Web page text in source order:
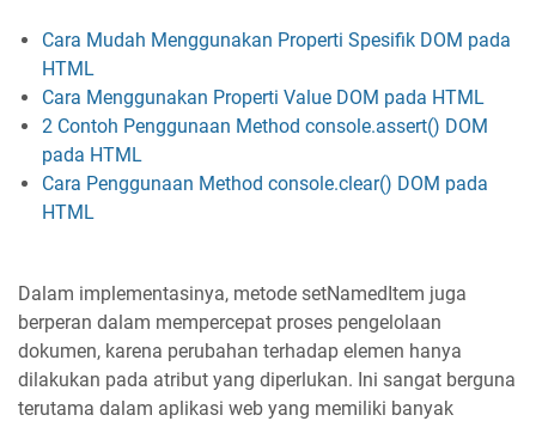
Cara Mudah Menggunakan Properti Spesifik DOM pada
HTML
Cara Menggunakan Properti Value DOM pada HTML
2 Contoh Penggunaan Method console.assert() DOM
pada HTML
Cara Penggunaan Method console.clear() DOM pada
HTML
Dalam implementasinya, metode setNamedItem juga
berperan dalam mempercepat proses pengelolaan
dokumen, karena perubahan terhadap elemen hanya
dilakukan pada atribut yang diperlukan. Ini sangat berguna
terutama dalam aplikasi web yang memiliki banyak